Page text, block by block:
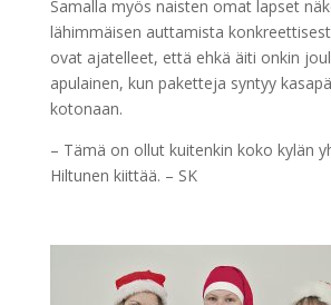
Samalla myös naisten omat lapset
lähimmäisen auttamista
ovat ajatelleet, että ehkä äiti onkin
apulainen, kun paketteja syntyy
kotonaan.
– Tämä on ollut kuitenkin koko kylän
Hiltunen kiittää. – SK